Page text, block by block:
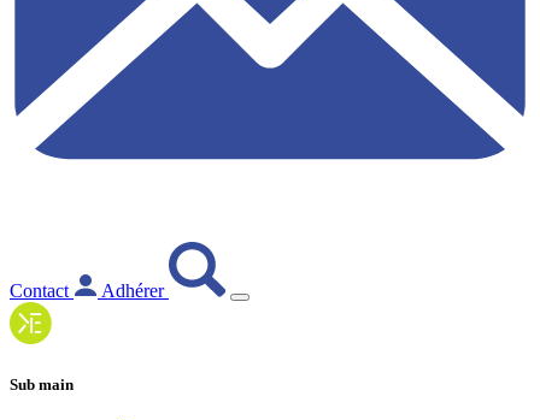
Contact Adhérer
Sub main